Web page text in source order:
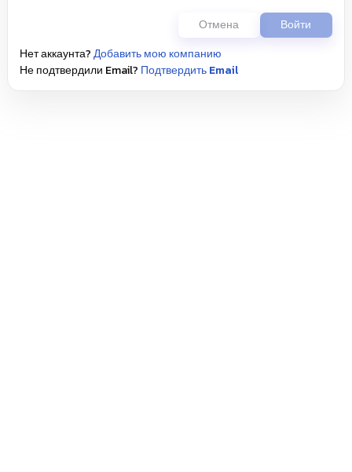
Отмена
войти
Нет аккаунта?
добавить мою компанию
Не подтвердили Email?
Подтвердить Email